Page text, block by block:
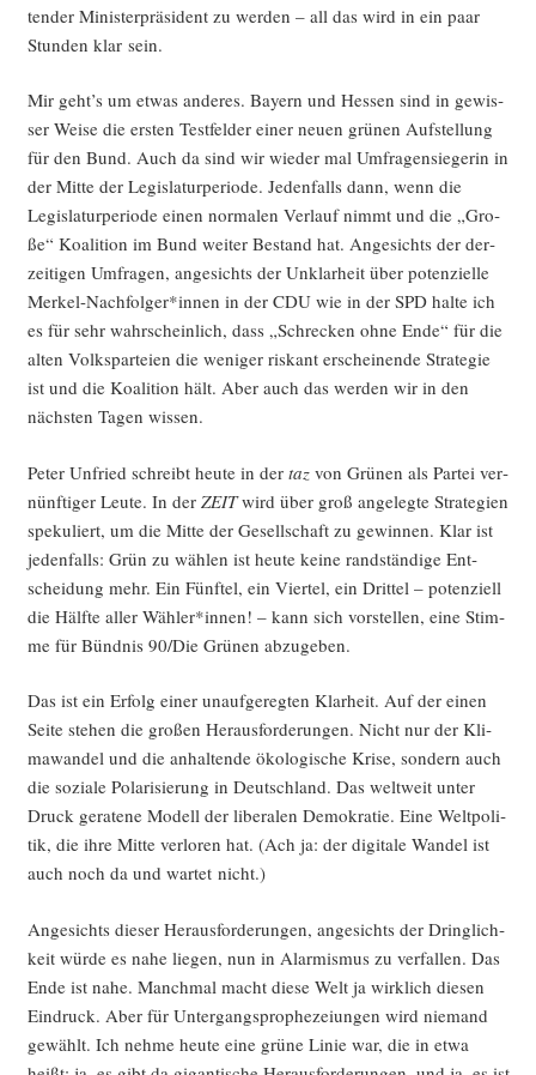
ten­der Minis­ter­prä­si­dent zu wer­den – all das wird in ein paar
Stun­den klar sein.
Mir geht’s um etwas ande­res. Bay­ern und Hes­sen sind in gewis­
ser Wei­se die ers­ten Test­fel­der einer neu­en grü­nen Auf­stel­lung
für den Bund. Auch da sind wir wie­der mal Umfra­gen­sie­ge­rin in
der Mit­te der Legis­la­tur­pe­ri­ode. Jeden­falls dann, wenn die
Legis­la­tur­pe­ri­ode einen nor­ma­len Ver­lauf nimmt und die „Gro­
ße“ Koali­ti­on im Bund wei­ter Bestand hat. Ange­sichts der der­
zei­ti­gen Umfra­gen, ange­sichts der Unklar­heit über poten­zi­el­le
Merkel-Nachfolger*innen in der CDU wie in der SPD hal­te ich
es für sehr wahr­schein­lich, dass „Schre­cken ohne Ende“ für die
alten Volks­par­tei­en die weni­ger ris­kant erschei­nen­de Stra­te­gie
ist und die Koali­ti­on hält. Aber auch das wer­den wir in den
nächs­ten Tagen wissen.
Peter Unfried schreibt heu­te in der tazvon Grü­nen als Par­tei ver­
nünf­ti­ger Leu­te. In der ZEITwird über groß ange­leg­te Stra­te­gien
spe­ku­liert, um die Mit­te der Gesell­schaft zu gewin­nen. Klar ist
jeden­falls: Grün zu wäh­len ist heu­te kei­ne rand­stän­di­ge Ent­
schei­dung mehr. Ein Fünf­tel, ein Vier­tel, ein Drit­tel – poten­zi­ell
die Hälf­te aller Wähler*innen! – kann sich vor­stel­len, eine Stim­
me für Bünd­nis 90/Die Grü­nen abzugeben.
Das ist ein Erfolg einer unauf­ge­reg­ten Klar­heit. Auf der einen
Sei­te ste­hen die gro­ßen Her­aus­for­de­run­gen. Nicht nur der Kli­
ma­wan­del und die anhal­ten­de öko­lo­gi­sche Kri­se, son­dern auch
die sozia­le Pola­ri­sie­rung in Deutsch­land. Das welt­weit unter
Druck gera­te­ne Modell der libe­ra­len Demo­kra­tie. Eine Welt­po­li­
tik, die ihre Mit­te ver­lo­ren hat. (Ach ja: der digi­ta­le Wan­del ist
auch noch da und war­tet nicht.)
Ange­sichts die­ser Her­aus­for­de­run­gen, ange­sichts der Dring­lich­
keit wür­de es nahe lie­gen, nun in Alar­mis­mus zu ver­fal­len. Das
Ende ist nahe. Manch­mal macht die­se Welt ja wirk­lich die­sen
Ein­druck. Aber für Unter­gangs­pro­phe­zei­un­gen wird nie­mand
gewählt. Ich neh­me heu­te eine grü­ne Linie war, die in etwa